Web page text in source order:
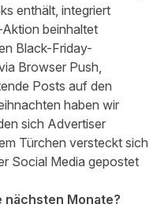
enthält, integriert
beinhaltet
Black-Friday-
Browser Push,
Posts auf den
haben wir
sich Advertiser
Türchen versteckt sich
Social Media gepostet
nächsten Monate?